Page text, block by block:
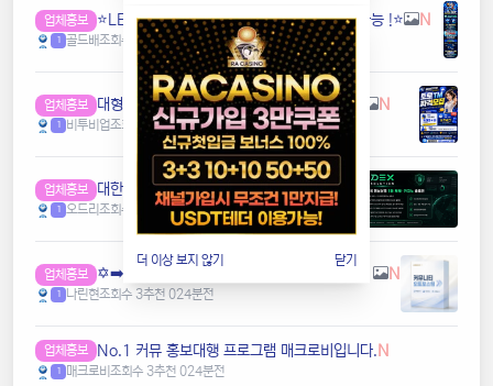
업체홍보 ⭐️LET'S BET 렛츠벳 - 테더 & 원화 입출금가능 !⭐️ N
1 골드배조회수 3 추천 016분전
업체홍보 ️️대형 메이저계열사에서 TM직원 모집합니다. N
1 비투비업조회수 3추천 018분전
업체홍보 ️대한민국️ 1등 토토 카지노 솔루션 임대 전문
1 오드리조회수 3 추천 018분전
업체홍보 N
1 나린현조회수 3추천 024분전
업체홍보 ️️No.1 커뮤 홍보대행 프️로그램 매크로비입니다.N
1 매크로비 조회수 3추천 024분전
더 이상 보지 않기 닫기